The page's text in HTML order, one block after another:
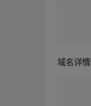
域名详情